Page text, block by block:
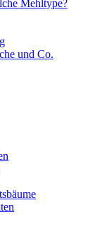
Mehltype?
und Co.